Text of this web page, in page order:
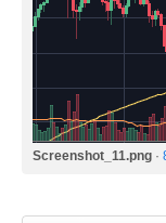
Screenshot_11.png ·